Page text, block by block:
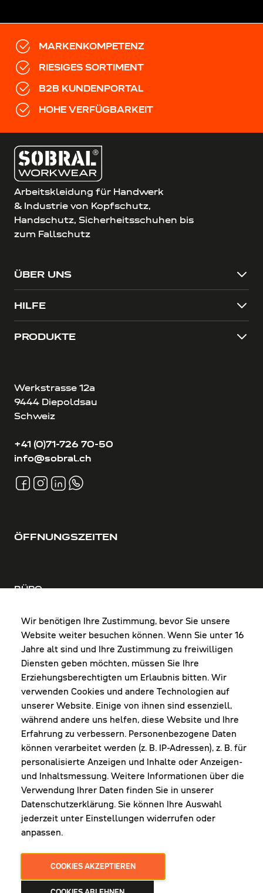
Wir benötigen Ihre Zustimmung, bevor Sie unsere
Website weiter besuchen können. Wenn Sie unter 16
Jahre alt sind und Ihre Zustimmung zu freiwilligen
Diensten geben möchten, müssen Sie Ihre
Erziehungsberechtigten um Erlaubnis bitten. Wir
verwenden Cookies und andere Technologien auf
unserer Website. Einige von ihnen sind essenziell,
während andere uns helfen, diese Website und Ihre
Erfahrung zu verbessern. Personenbezogene Daten
können verarbeitet werden (z. B. IP-Adressen), z. B. für
personalisierte Anzeigen und Inhalte oder Anzeigen-
und Inhaltsmessung. Weitere Informationen über die
Verwendung Ihrer Daten finden Sie in unserer
Datenschutzerklärung. Sie können Ihre Auswahl
jederzeit unter Einstellungen widerrufen oder
anpassen.
COOKIES AKZEPTIEREN
MARKENKOMPETENZ
RIESIGES SORTIMENT
B2B KUNDENPORTAL
HOHE VERFÜGBARKEIT
Arbeitskleidung für Handwerk
& Industrie von Kopfschutz,
Handschutz, Sicherheitsschuhen bis
zum Fallschutz
ÜBER UNS
HILFE
PRODUKTE
Werkstrasse 12a
9444 Diepoldsau
Schweiz
+41 (0)71-726 70-50
info@sobral.ch
ÖFFNUNGSZEITEN
BÜRO
FR: 8:00-12:00 & 13:00-16:00 Uhr
Shop Diepoldsau
MO-Do: 8:00-12:00 & 13:00-17:30 Uhr
Fr: 8:00-16:00 Uhr
1. Samstag im Monat: 9:00-16:00 Uhr
NEWSLETTER
Erhalte Infos zu aktueller Arbeitskleidung für
deine Firma und unseren Service